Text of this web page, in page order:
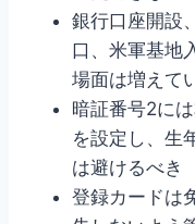
銀行口座開設
口、米軍基地
場面は増えて
暗証番号2に
を設定し、生
は避けるべき
登録カードは